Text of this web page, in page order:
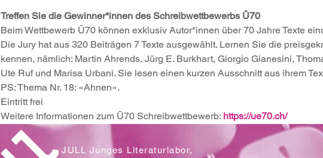
Treffen Sie die Gewinner*innen des Schreibwettbewerbs Ü70
Beim Wettbewerb Ü70 können exklusiv Autor*innen über 70 Jahre Texte
Die Jury hat aus 320 Beiträgen 7 Texte ausgewählt. Lernen Sie die
kennen, nämlich: Martin Ahrends, Jürg E. Burkhart, Giorgio Gianesini,
Ute Ruf und Marisa Urbani. Sie lesen einen kurzen Ausschnitt aus ihrem
PS: Thema Nr. 18: «Ahnen».
Eintritt frei
Weitere Informationen zum Ü70 Schreibwettbewerb: https://ue70.ch/
JULL Junges Literaturlabor,